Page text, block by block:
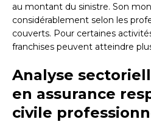
au montant du sinistre. Son
considérablement selon les
couverts. Pour certaines
franchises peuvent atteindre
Analyse
en assurance
civile